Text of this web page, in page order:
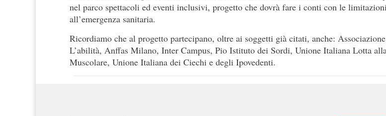
nel parco spettacoli ed eventi inclusivi, progetto che dovrà fare i conti con le
all’emergenza sanitaria.
Ricordiamo che al progetto partecipano, oltre ai soggetti già citati, anche:
L’abilità, Anffas Milano, Inter Campus, Pio Istituto dei Sordi, Unione Italiana Lotta
Muscolare, Unione Italiana dei Ciechi e degli Ipovedenti.